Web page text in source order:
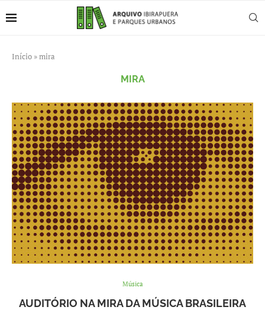
Início »mira
MIRA
Música
AUDITÓRIO NA MIRA DA MÚSICA BRASILEIRA